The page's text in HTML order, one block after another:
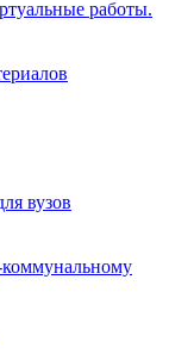
работы.
вузов